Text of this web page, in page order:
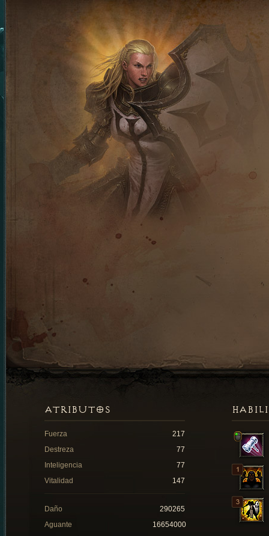
ATRIBUTOS
Fuerza
217
Destreza
77
Inteligencia
77
Vitalidad
147
Daño
290265
Aguante
16654000